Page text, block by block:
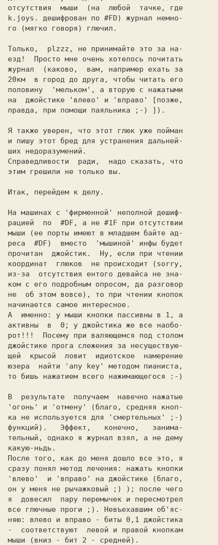
отсутствия  мыши  (на  любой  тачке, где
k.joys. дешифрован по #FD) журнал немно-
го (мягко говоря) глючил.
Только,  plzzz, не принимайте это за на-
езд!  Просто мне очень хотелось почитать
журнал  (каково,  вам, например ехать за
20км  в город до друга, чтобы читать его
половину  'мельком', а вторую с нажатыми
на  джойстике 'влево' и 'вправо' [позже,
правда, при помощи паяльника ;-) ]).
Я также уверен, что этот глюк уже пойман
и пишу этот бред для устранения дальней-
ших недоразумений.
Справедливости  ради,  надо сказать, что
этим грешили не только вы.
Итак, перейдем к делу.
На машинах с 'фирменной' неполной дешиф-
рацией  по  #DF, а не #1F при отсутствии
мыши (ее порты имеют в младшем байте ад-
реса  #DF)  вместо  'мышиной' инфы будет
прочитан  джойстик.  Ну, если при чтении
координат  глюков  не происходит (sorry,
из-за  отсутствия ентого девайса не зна-
ком с его подробным опросом, да разговор
не  об этом вовсе), то при чтении кнопок
начинается самое интересное.
А  именно: у мыши кнопки пассивны в 1, а
активны  в  0; у джойстика же все наобо-
рот!!!  Посему при валяющемся под столом
джойстике прога слежения за несуществую-
щей  крысой  ловит  идиотское  намерение
юзера  найти 'any key' методом пианиста,
то бишь нажатием всего нажимающегося :-)
В  результате  получаем  навечно нажатые
'огонь' и 'отмену' (благо, средняя кноп-
ка не используется для 'смертельных' ;-)
функций).   Эффект,   конечно,   занима-
тельный, однако я журнал взял, а не дему
какую-ньдь.
После того, как до меня дошло все это, я
сразу понял метод лечения: нажать кнопки
'влево'  и 'вправо' на джойстике (благо,
он у меня не рычажковый ;) ); после чего
я  довесил  пару перемычек и пересмотрел
все глючные проги ;). Невъехавшим об'яс-
няю: влево и вправо - биты 0,1 джойстика
-  соответствуют  левой и правой кнопкам
мыши (вниз - бит 2 - средней).